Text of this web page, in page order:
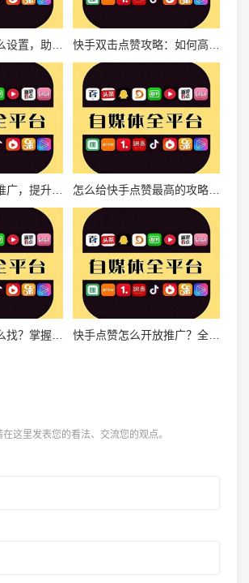
快手双击点赞攻略：如何高效推广你的作品
如何在快手点赞推广，提升内容曝光？ 怎么给快手点赞最高的攻略指南
快手点赞怎么开放推广？全面解析及操作指南
这里发表您的看法、交流您的观点。